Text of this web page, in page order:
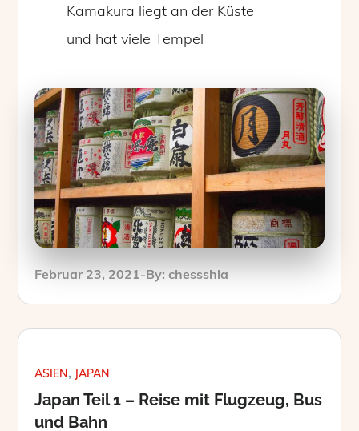
Kamakura liegt an der Küste
und hat viele Tempel
Posted
Februar 23, 2021 By:chessshia
ASIEN JAPAN
Japan Teil 1 – Reise mit Flugzeug, Bus
und Bahn